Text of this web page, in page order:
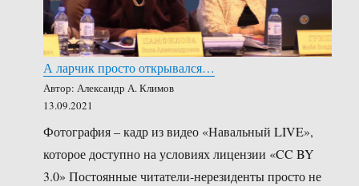
А ларчик просто открывался…
Автор: Александр А. Климов
13.09.2021
Фотография – кадр из видео «Навальный LIVE»,
которое доступно на условиях лицензии «CC BY
3.0» Постоянные читатели-нерезиденты просто не